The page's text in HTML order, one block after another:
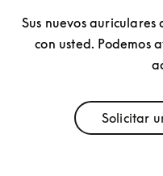
Sus nuevos
con usted. Podemos
Solicitar